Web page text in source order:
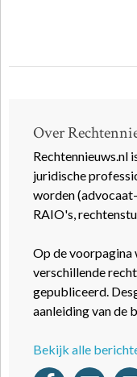
Over
Rechtennieuws.nl
juridische
worden
RAIO's,
Op de
verschillende
gepubliceerd.
aanleiding van de
Bekijk alle